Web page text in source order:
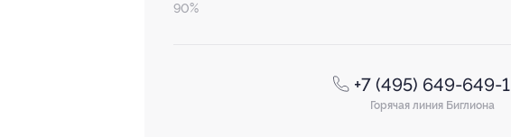
90%
+7 (495) 649-649-1
Горячая линия Биглиона